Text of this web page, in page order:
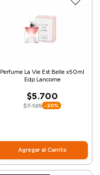
Perfume La Vie Est Belle x50ml
Edp Lancome
$5.700
$7.125 -20%
Agregar al Carrito